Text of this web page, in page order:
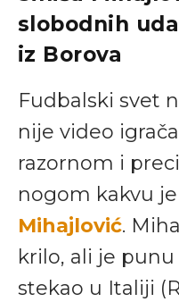
slobodnih
iz Borova
Fudbalski svet
nije video
razornom i
nogom kakvu
Mihajlović.
krilo, ali je
stekao u Italiji